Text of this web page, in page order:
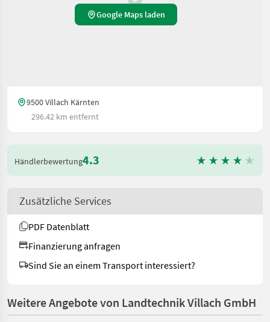
Google Maps laden
9500 Villach Kärnten
296.42 km entfernt
Händlerbewertung4.3
Zusätzliche Services
PDF Datenblatt
Finanzierung anfragen
Sind Sie an einem Transport interessiert?
Weitere Angebote von Landtechnik Villach GmbH